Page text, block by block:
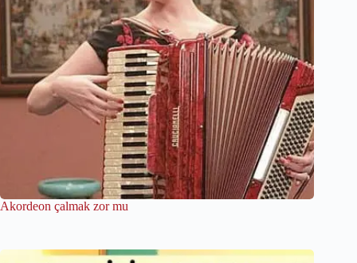
Akordeon çalmak zor mu